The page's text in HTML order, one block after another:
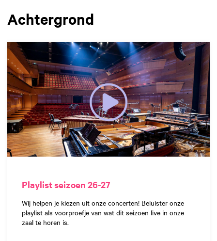
Achtergrond
Playlist seizoen 26-27
Wij helpen je kiezen uit onze concerten! Beluister onze
playlist als voorproefje van wat dit seizoen live in onze
zaal te horen is.